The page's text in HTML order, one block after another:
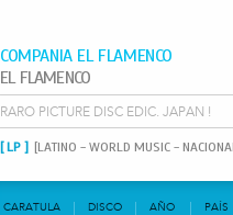
COMPANIA EL FLAMENCO
EL FLAMENCO
RARO PICTURE DISC EDIC. JAPAN !
[ LP ] [LATINO - WORLD MUSIC -
CARATULA DISCO AÑO PAÍS